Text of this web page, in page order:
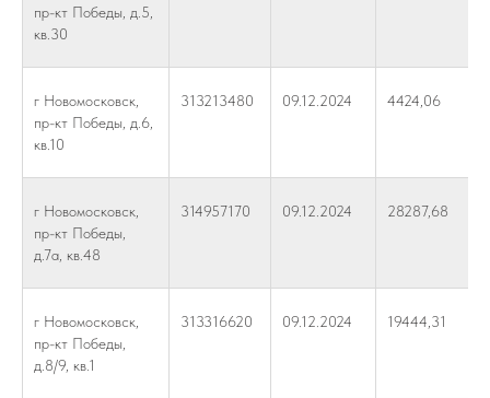
пр-кт Победы, д.5,
кв.30
г Новомосковск,
пр-кт Победы, д.6,
кв.10
313213480 09.12.2024 4424,06
г Новомосковск,
пр-кт Победы,
д.7а, кв.48
314957170 09.12.2024 28287,68
г Новомосковск,
пр-кт Победы,
д.8/9, кв.1
313316620 09.12.2024 19444,31